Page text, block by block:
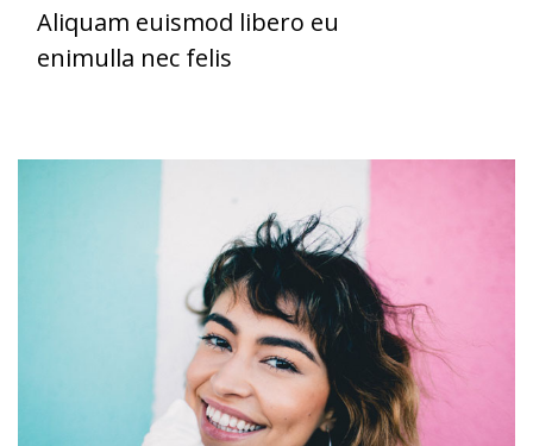
Aliquam euismod libero eu
enimulla nec felis